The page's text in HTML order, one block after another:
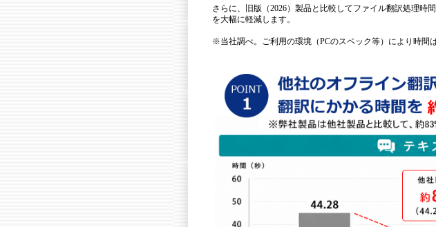
さらに、旧版（2026）製品と比較してファイル翻訳処理時
を大幅に軽減します。
※当社調べ。ご利用の環境（PCのスペック等）により時間